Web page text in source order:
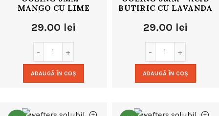
MANGO CU LIME
29.00 lei
ADAUGĂ ÎN COȘ
BUTIRIC CU LAVANDA
29.00 lei
ADAUGĂ ÎN COȘ